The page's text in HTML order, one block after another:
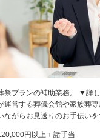
祭プランの補助業務。 ▼詳
運営する葬儀会館や家族葬
ながらお見送りのお手伝い
円以上＋諸手当